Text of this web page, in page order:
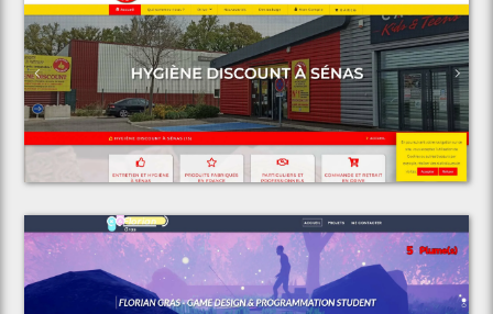
Voir le projet
Espace Discount